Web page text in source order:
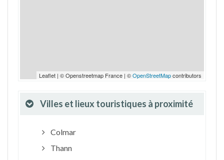
Leaflet | © Openstreetmap France | ©OpenStreetMapcontributors
Villes et lieux touristiques à proximité
Colmar
Thann